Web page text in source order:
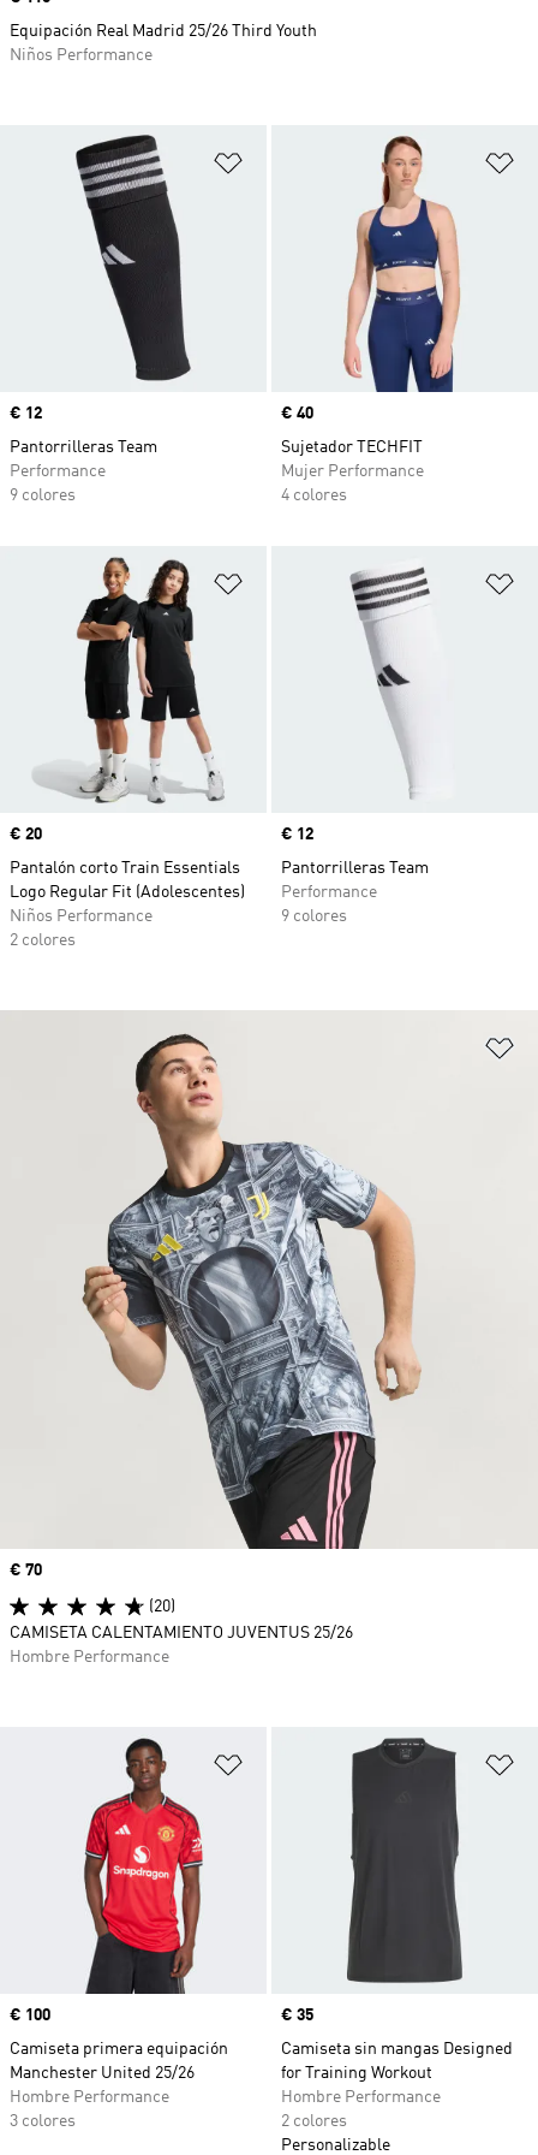
Añadir a la lista de deseos
Precio
€ 12
Pantorrilleras Team
Performance
9 colores
Precio
€ 40
Sujetador TECHFIT
Mujer Performance
4 colores
Añadir a la lista de deseos
Precio
€ 20
Pantalón corto Train Essentials
Logo Regular Fit (Adolescentes)
Niños Performance
2 colores
Precio
€ 12
Pantorrilleras Team
Performance
9 colores
Añadir a la lista de deseos
Precio
€ 100
Camiseta primera equipación
Manchester United 25/26
Hombre Performance
3 colores
Precio
€ 35
Camiseta sin mangas Designed
for Training Workout
Hombre Performance
2 colores
Personalizable
Equipación Real Madrid 25/26 Third Youth
Niños Performance
Precio
€ 70
(20)
CAMISETA CALENTAMIENTO JUVENTUS 25/26
Hombre Performance